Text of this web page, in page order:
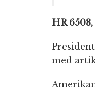
HR
med